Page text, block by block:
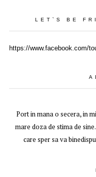
LET`S BE
https://www.facebook.com/
Port in mana o secera, in
mare doza de stima de
care sper sa va